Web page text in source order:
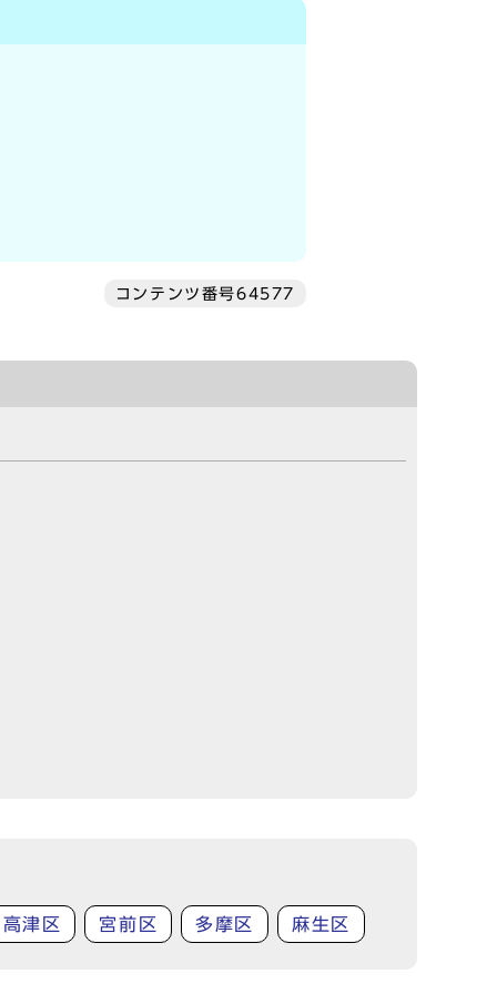
コンテンツ番号64577
高津区 宮前区 多摩区 麻生区